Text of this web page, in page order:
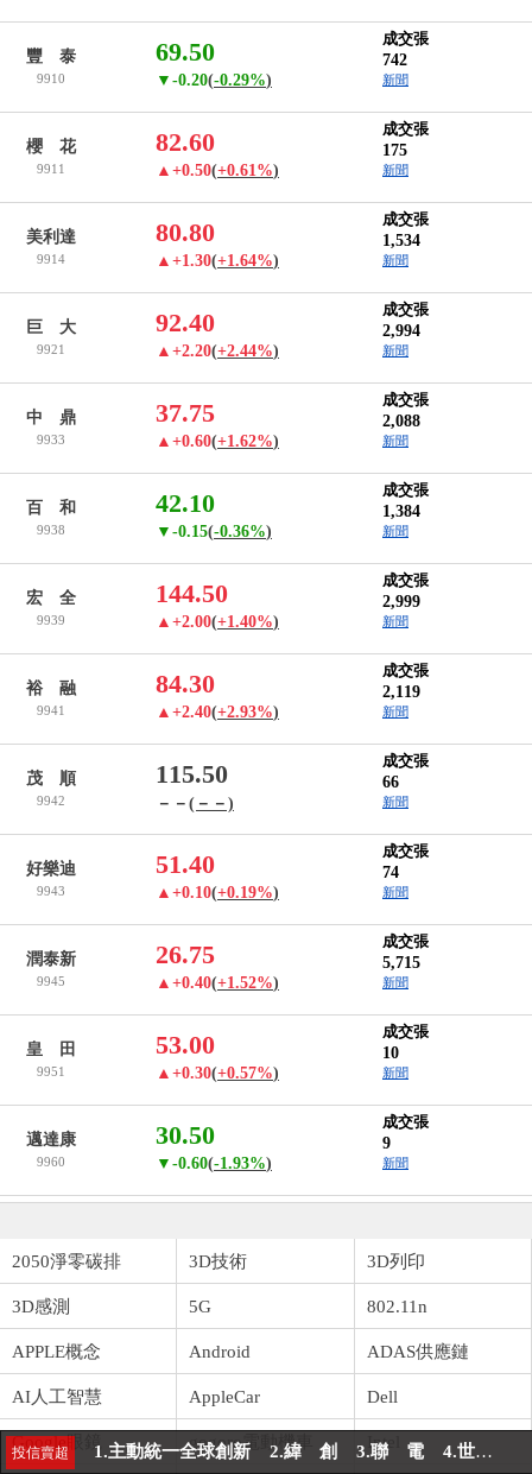
豐 泰
9910
69.50
▼-0.20(-0.29%)
成交張
742
新聞
櫻 花
9911
82.60
▲+0.50(+0.61%)
成交張
175
新聞
美利達
9914
80.80
▲+1.30(+1.64%)
成交張
1,534
新聞
巨 大
9921
92.40
▲+2.20(+2.44%)
成交張
2,994
新聞
中 鼎
9933
37.75
▲+0.60(+1.62%)
成交張
2,088
新聞
百 和
9938
42.10
▼-0.15(-0.36%)
成交張
1,384
新聞
宏 全
9939
144.50
▲+2.00(+1.40%)
成交張
2,999
新聞
裕 融
9941
84.30
▲+2.40(+2.93%)
成交張
2,119
新聞
茂 順
9942
115.50
－－ (－－)
成交張
66
新聞
好樂迪
9943
51.40
▲+0.10(+0.19%)
成交張
74
新聞
潤泰新
9945
26.75
▲+0.40(+1.52%)
成交張
5,715
新聞
皇 田
9951
53.00
▲+0.30(+0.57%)
成交張
10
新聞
邁達康
9960
30.50
▼-0.60(-1.93%)
成交張
9
新聞
2050淨零碳排 3D技術 3D列印
3D感測 5G 802.11n
APPLE概念 Android ADAS供應鏈
AI人工智慧 AppleCar Dell
Google眼鏡 gogoro電動機車 Intel
最新新聞
投信賣超 1.主動統一全球創新 2.緯 創 3.聯 電 4.世 界